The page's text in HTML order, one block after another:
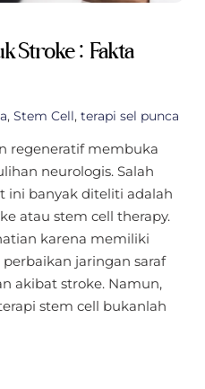
Stroke: Fakta
,Stem Cell,terapi sel punca
regeneratif membuka
neurologis. Salah
ini banyak diteliti adalah
atau stem cell therapy.
karena memiliki
jaringan saraf
akibat stroke. Namun,
stem cell bukanlah